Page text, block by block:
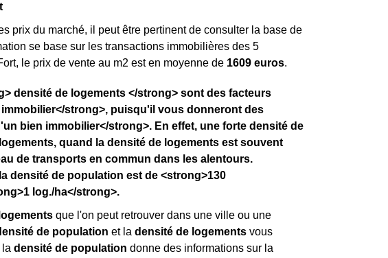
prix du marché, il peut être pertinent de consulter la base de
se base sur les transactions immobilières des 5
le prix de vente au m2 est en moyenne de 1609 euros.
densité de logements </strong> sont des facteurs
strong>, puisqu'il vous donneront des
bien immobilier</strong>. En effet, une forte densité de
quand la densité de logements est souvent
de transports en commun dans les alentours.
densité de population est de <strong>130
log./ha</strong>.
que l'on peut retrouver dans une ville ou une
de population et la densité de logements vous
la densité de population donne des informations sur la